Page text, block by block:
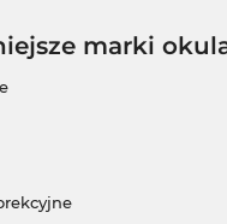
marki